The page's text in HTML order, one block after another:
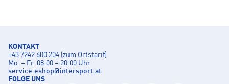
KONTAKT
+43 7242 600 204 (zum Ortstarif)
Mo. – Fr. 08:00 – 20:00 Uhr
service.eshop@intersport.at
FOLGE UNS